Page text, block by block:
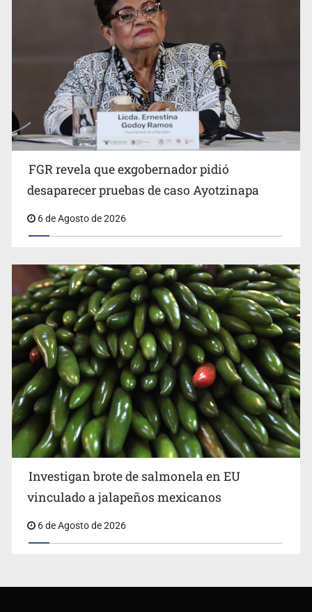
David Kershenobich descarta brote de ciclosporiasis en
FGR revela que exgobernador pidió
desaparecer pruebas de caso Ayotzinapa
6 de Agosto de 2026
Investigan brote de salmonela en EU
vinculado a jalapeños mexicanos
6 de Agosto de 2026